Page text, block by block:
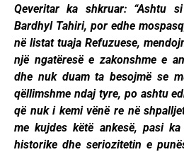
Qeveritar ka shkruar: “Ashtu
Bardhyl Tahiri, por edhe
në listat tuaja Refuzuese,
një ngatëresë e zakonshme e
dhe nuk duam ta besojmë se
qëllimshme ndaj tyre, po ashtu
që nuk i kemi vënë re në
me kujdes këtë ankesë, pasi
historike dhe seriozitetin e